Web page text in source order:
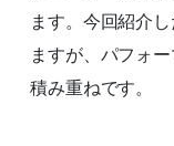
ます。今回紹介
ますが、パフォ
積み重ねです。